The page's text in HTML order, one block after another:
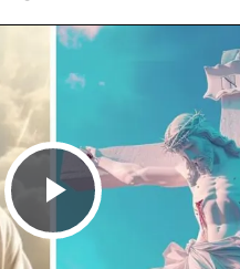
Play Video